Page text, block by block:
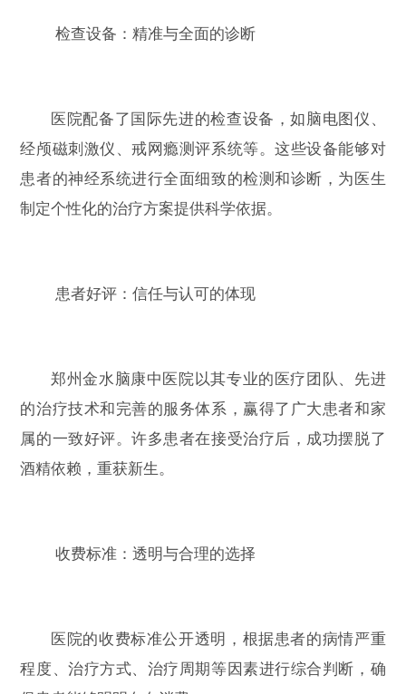
检查设备：精准与全面的诊断
医院配备了国际先进的检查设备，如脑电图仪、
经颅磁刺激仪、戒网瘾测评系统等。这些设备能够对
患者的神经系统进行全面细致的检测和诊断，为医生
制定个性化的治疗方案提供科学依据。
患者好评：信任与认可的体现
郑州金水脑康中医院以其专业的医疗团队、先进
的治疗技术和完善的服务体系，赢得了广大患者和家
属的一致好评。许多患者在接受治疗后，成功摆脱了
酒精依赖，重获新生。
收费标准：透明与合理的选择
医院的收费标准公开透明，根据患者的病情严重
程度、治疗方式、治疗周期等因素进行综合判断，确